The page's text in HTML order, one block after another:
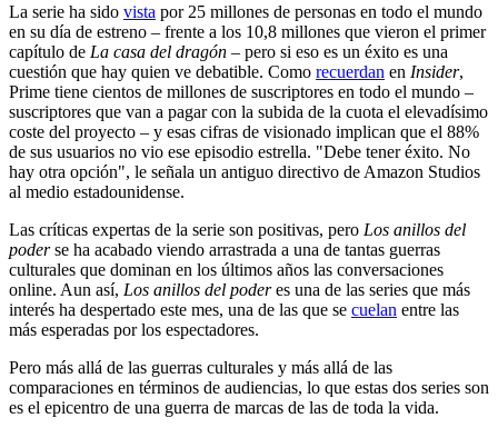
La serie ha sido vista por 25 millones de personas en todo el mundo
en su día de estreno – frente a los 10,8 millones que vieron el primer
capítulo de La casa del dragón – pero si eso es un éxito es una
cuestión que hay quien ve debatible. Como recuerdan en Insider,
Prime tiene cientos de millones de suscriptores en todo el mundo –
suscriptores que van a pagar con la subida de la cuota el elevadísimo
coste del proyecto – y esas cifras de visionado implican que el 88%
de sus usuarios no vio ese episodio estrella. "Debe tener éxito. No
hay otra opción", le señala un antiguo directivo de Amazon Studios
al medio estadounidense.
Las críticas expertas de la serie son positivas, pero Los anillos del
poderse ha acabado viendo arrastrada a una de tantas guerras
culturales que dominan en los últimos años las conversaciones
online. Aun así, Los anillos del poderes una de las series que más
interés ha despertado este mes, una de las que se cuelan entre las
más esperadas por los espectadores.
Pero más allá de las guerras culturales y más allá de las
comparaciones en términos de audiencias, lo que estas dos series son
es el epicentro de una guerra de marcas de las de toda la vida.